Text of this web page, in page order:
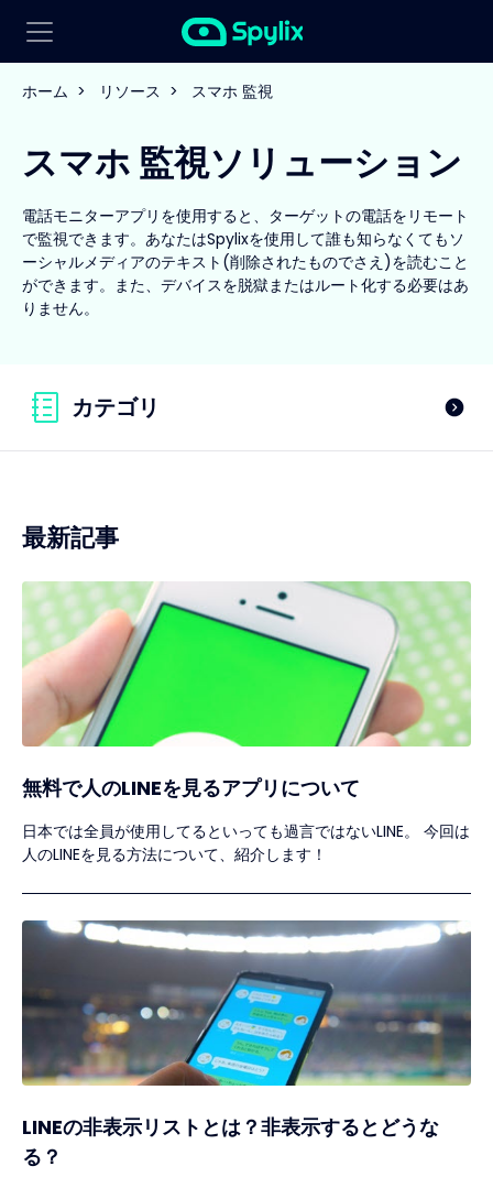
ホーム > リソース > スマホ 監視
スマホ 監視ソリューション
電話モニターアプリを使用すると、ターゲットの電話をリモート
で監視できます。あなたはSpylixを使用して誰も知らなくてもソ
ーシャルメディアのテキスト(削除されたものでさえ)を読むこと
ができます。また、デバイスを脱獄またはルート化する必要はあ
りません。
カテゴリ
最新記事
無料で人のLINEを見るアプリについて
日本では全員が使用してるといっても過言ではないLINE。 今回は
人のLINEを見る方法について、紹介します！
LINEの非表示リストとは？非表示するとどうな
る？